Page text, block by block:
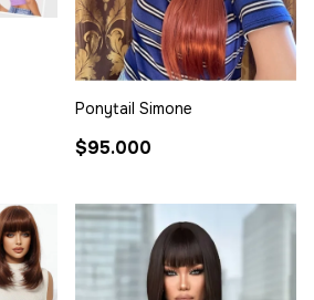
Ponytail Simone
$95.000